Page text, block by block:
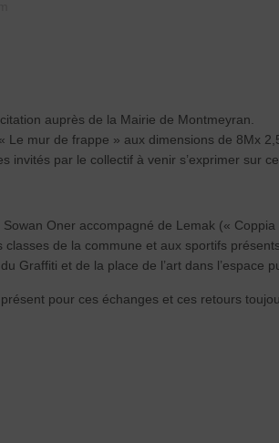
auprès de la Mairie de Montmeyran.
Le mur de frappe » aux dimensions de 8Mx
par le collectif à venir s’exprimer sur
Oner accompagné de Lemak (« Coppia
de la commune et aux sportifs
Graffiti et de la place de l’art dans l’espace
pour ces échanges et ces retours